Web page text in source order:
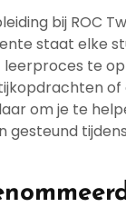
bij ROC
staat elke
te
of
om je te
gesteund